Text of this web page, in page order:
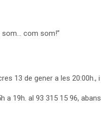
som… com som!”
13 de gener a les
19h. al 93 315 15 96,